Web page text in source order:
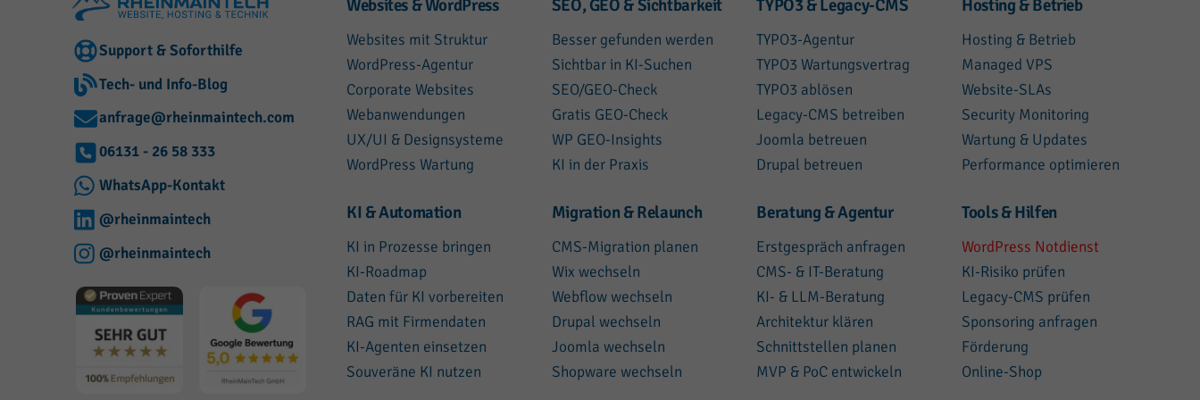
Support & Soforthilfe
Tech- und Info-Blog
anfrage@rheinmaintech.com
06131 - 26 58 333
WhatsApp-Kontakt
@rheinmaintech
@rheinmaintech
Websites & WordPress
Websites mit Struktur
WordPress-Agentur
Corporate Websites
Webanwendungen
UX/UI & Designsysteme
WordPress Wartung
SEO, GEO & Sichtbarkeit
Besser gefunden werden
Sichtbar in KI-Suchen
SEO/GEO-Check
Gratis GEO-Check
WP GEO-Insights
KI in der Praxis
TYPO3 & Legacy-CMS
TYPO3-Agentur
TYPO3 Wartungsvertrag
TYPO3 ablösen
Legacy-CMS betreiben
Joomla betreuen
Drupal betreuen
Hosting & Betrieb
Hosting & Betrieb
Managed VPS
Website-SLAs
Security Monitoring
Wartung & Updates
Performance optimieren
KI & Automation
KI in Prozesse bringen
KI-Roadmap
Daten für KI vorbereiten
RAG mit Firmendaten
KI-Agenten einsetzen
Souveräne KI nutzen
Migration & Relaunch
CMS-Migration planen
Wix wechseln
Webflow wechseln
Drupal wechseln
Joomla wechseln
Shopware wechseln
Beratung & Agentur
Erstgespräch anfragen
CMS- & IT-Beratung
KI- & LLM-Beratung
Architektur klären
Schnittstellen planen
MVP & PoC entwickeln
Tools & Hilfen
WordPress Notdienst
KI-Risiko prüfen
Legacy-CMS prüfen
Sponsoring anfragen
Förderung
Online-Shop